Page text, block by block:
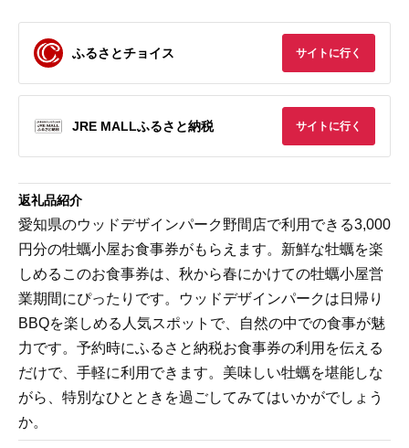
ふるさとチョイス サイトに行く
JRE MALLふるさと納税 サイトに行く
返礼品紹介
愛知県のウッドデザインパーク野間店で利用できる3,000
円分の牡蠣小屋お食事券がもらえます。新鮮な牡蠣を楽
しめるこのお食事券は、秋から春にかけての牡蠣小屋営
業期間にぴったりです。ウッドデザインパークは日帰り
BBQを楽しめる人気スポットで、自然の中での食事が魅
力です。予約時にふるさと納税お食事券の利用を伝える
だけで、手軽に利用できます。美味しい牡蠣を堪能しな
がら、特別なひとときを過ごしてみてはいかがでしょう
か。